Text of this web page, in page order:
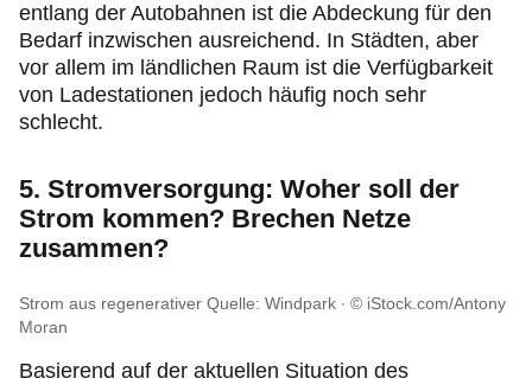
entlang der Autobahnen ist die Abdeckung für den
Bedarf inzwischen ausreichend. In Städten, aber
vor allem im ländlichen Raum ist die Verfügbarkeit
von Ladestationen jedoch häufig noch sehr
schlecht.
5. Stromversorgung: Woher soll der
Strom kommen? Brechen Netze
zusammen?
Strom aus regenerativer Quelle: Windpark
© iStock.com/Antony
Moran
Basierend auf der aktuellen Situation des